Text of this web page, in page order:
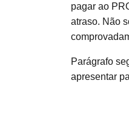
pagar ao
atraso. Não
Parágrafo
apresentar